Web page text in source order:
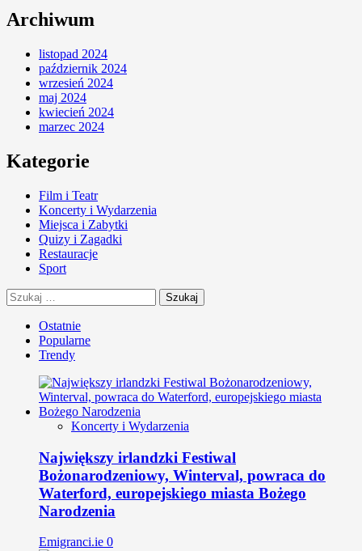
Archiwum
listopad 2024
październik 2024
wrzesień 2024
maj 2024
kwiecień 2024
marzec 2024
Kategorie
Film i Teatr
Koncerty i Wydarzenia
Miejsca i Zabytki
Quizy i Zagadki
Restauracje
Sport
Szukaj:
Ostatnie
Popularne
Trendy
Koncerty i Wydarzenia
Największy irlandzki Festiwal
Bożonarodzeniowy, Winterval, powraca do
Waterford, europejskiego miasta Bożego
Narodzenia
Emigranci.ie 0